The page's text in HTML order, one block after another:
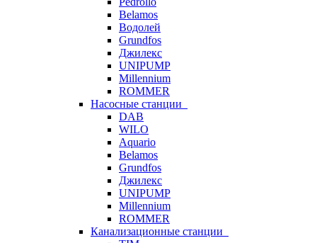
Belamos
Водолей
Grundfos
Джилекс
UNIPUMP
Millennium
ROMMER
Насосные станции
DAB
WILO
Aquario
Belamos
Grundfos
Джилекс
UNIPUMP
Millennium
ROMMER
Канализационные станции